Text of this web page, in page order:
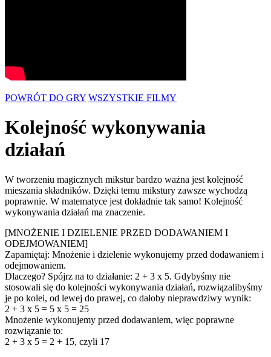
POWRÓT DO GRY WSZYSTKIE FILMY
Kolejność wykonywania
działań
W tworzeniu magicznych mikstur bardzo ważna jest kolejność
mieszania składników. Dzięki temu mikstury zawsze wychodzą
poprawnie. W matematyce jest dokładnie tak samo! Kolejność
wykonywania działań ma znaczenie.
[MNOŻENIE I DZIELENIE PRZED DODAWANIEM I
ODEJMOWANIEM]
Zapamiętaj: Mnożenie i dzielenie wykonujemy przed dodawaniem i
odejmowaniem.
Dlaczego? Spójrz na to działanie: 2 + 3 x 5. Gdybyśmy nie
stosowali się do kolejności wykonywania działań, rozwiązalibyśmy
je po kolei, od lewej do prawej, co dałoby nieprawdziwy wynik:
2 + 3 x 5 = 5 x 5 = 25
Mnożenie wykonujemy przed dodawaniem, więc poprawne
rozwiązanie to:
2 + 3 x 5 = 2 + 15, czyli 17